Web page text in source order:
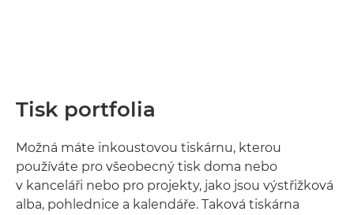
Tisk portfolia
Možná máte inkoustovou tiskárnu, kterou
používáte pro všeobecný tisk doma nebo
v kanceláři nebo pro projekty, jako jsou výstřižková
alba, pohlednice a kalendáře. Taková tiskárna